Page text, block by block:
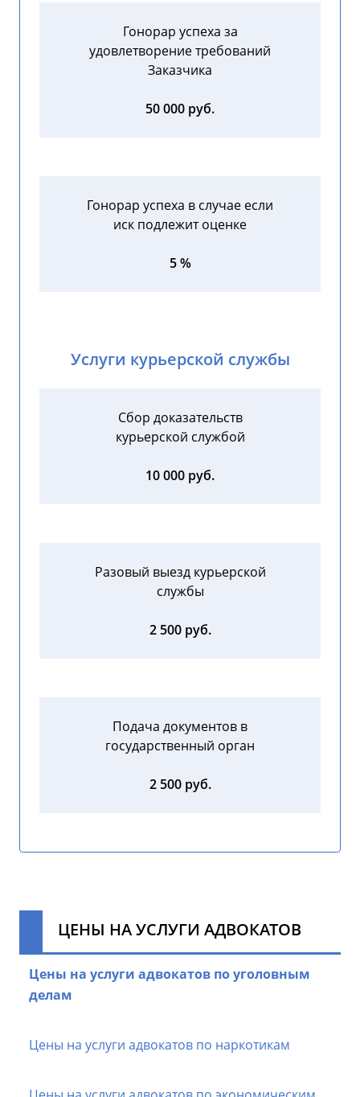
Гонорар успеха за
удовлетворение требований
Заказчика
50 000 руб.
Гонорар успеха в случае если
иск подлежит оценке
5 %
Услуги курьерской службы
Сбор доказательств
курьерской службой
10 000 руб.
Разовый выезд курьерской
службы
2 500 руб.
Подача документов в
государственный орган
2 500 руб.
ЦЕНЫ НА УСЛУГИ АДВОКАТОВ
Цены на услуги адвокатов по уголовным
делам
Цены на услуги адвокатов по наркотикам